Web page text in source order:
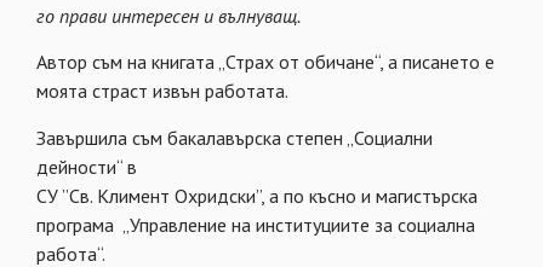
го прави интересен и вълнуващ.
Автор съм на книгата „Страх от обичане“, а писането е
моята страст извън работата.
Завършила съм бакалавърска степен „Социални
дейности“ в
СУ ”Св. Климент Охридски”, а по късно и магистърска
програма „Управление на институциите за социална
работа“.